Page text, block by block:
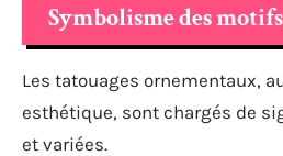
Symbolisme des
Les tatouages ornementaux,
esthétique, sont chargés de
et variées.